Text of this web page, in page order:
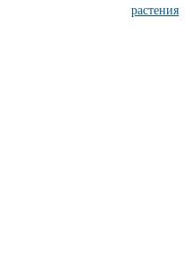
растения